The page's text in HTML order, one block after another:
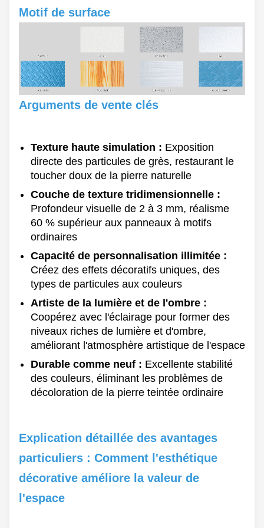
Motif de surface
Arguments de vente clés
Texture haute simulation : Exposition
directe des particules de grès, restaurant le
toucher doux de la pierre naturelle
Couche de texture tridimensionnelle :
Profondeur visuelle de 2 à 3 mm, réalisme
60 % supérieur aux panneaux à motifs
ordinaires
Capacité de personnalisation illimitée :
Créez des effets décoratifs uniques, des
types de particules aux couleurs
Artiste de la lumière et de l'ombre :
Coopérez avec l'éclairage pour former des
niveaux riches de lumière et d'ombre,
améliorant l'atmosphère artistique de l'espace
Durable comme neuf : Excellente stabilité
des couleurs, éliminant les problèmes de
décoloration de la pierre teintée ordinaire
Explication détaillée des avantages
particuliers : Comment l'esthétique
décorative améliore la valeur de
l'espace